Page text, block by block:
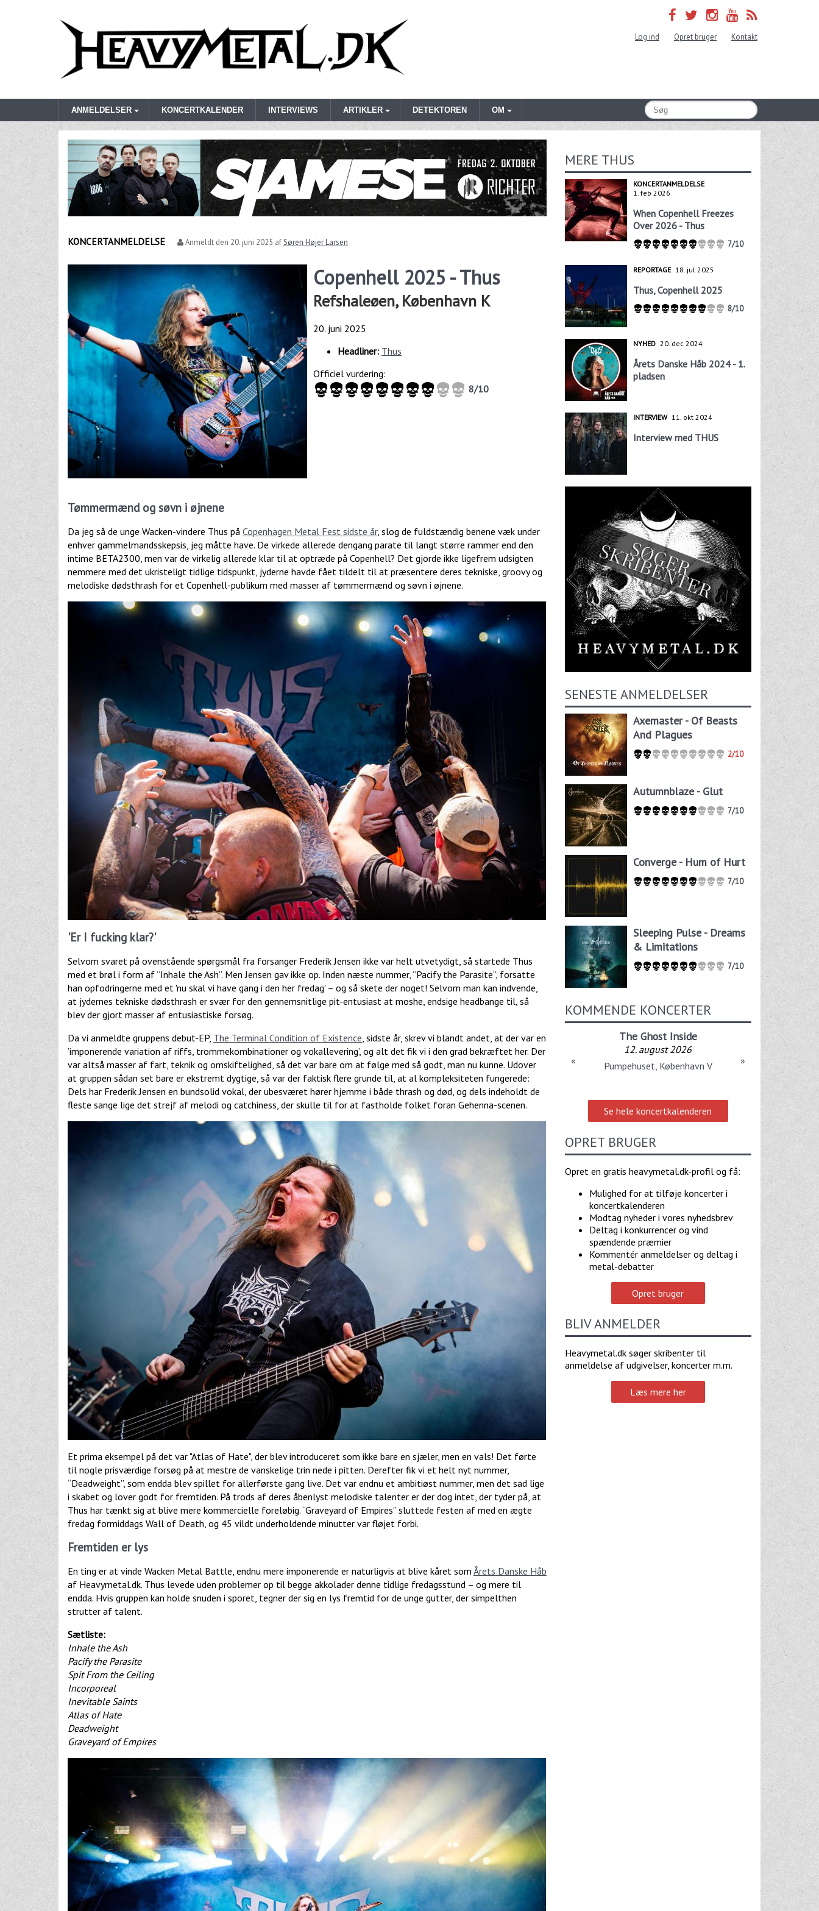
Log ind Opret bruger Kontakt
ANMELDELSER KONCERTKALENDER INTERVIEWS ARTIKLER DETEKTOREN OM
KONCERTANMELDELSE Anmeldt den 20. juni 2025 afSøren Højer Larsen
Copenhell 2025 - Thus
Refshaleøen, København K
20. juni 2025
Headliner: Thus
Officiel vurdering:
8/10
Tømmermænd og søvn i øjnene
Da jeg så de unge Wacken-vindere Thus på Copenhagen Metal Fest sidste år, slog de fuldstændig benene væk under
enhver gammelmandsskepsis, jeg måtte have. De virkede allerede dengang parate til langt større rammer end den
intime BETA2300, men var de virkelig allerede klar til at optræde på Copenhell? Det gjorde ikke ligefrem udsigten
nemmere med det ukristeligt tidlige tidspunkt, jyderne havde fået tildelt til at præsentere deres tekniske, groovy og
melodiske dødsthrash for et Copenhell-publikum med masser af tømmermænd og søvn i øjnene.
'Er I fucking klar?'
Selvom svaret på ovenstående spørgsmål fra forsanger Frederik Jensen ikke var helt utvetydigt, så startede Thus
med et brøl i form af “Inhale the Ash”. Men Jensen gav ikke op. Inden næste nummer, “Pacify the Parasite”, forsatte
han opfodringerne med et 'nu skal vi have gang i den her fredag' – og så skete der noget! Selvom man kan indvende,
at jydernes tekniske dødsthrash er svær for den gennemsnitlige pit-entusiast at moshe, endsige headbange til, så
blev der gjort masser af entusiastiske forsøg.
Da vi anmeldte gruppens debut-EP, The Terminal Condition of Existence , sidste år, skrev vi blandt andet, at der var en
’imponerende variation af riffs, trommekombinationer og vokallevering’, og alt det fik vi i den grad bekræftet her. Der
var altså masser af fart, teknik og omskiftelighed, så det var bare om at følge med så godt, man nu kunne. Udover
at gruppen sådan set bare er ekstremt dygtige, så var der faktisk flere grunde til, at al kompleksiteten fungerede:
Dels har Frederik Jensen en bundsolid vokal, der ubesværet hører hjemme i både thrash og død, og dels indeholdt de
fleste sange lige det strejf af melodi og catchiness, der skulle til for at fastholde folket foran Gehenna-scenen.
Et prima eksempel på det var "Atlas of Hate", der blev introduceret som ikke bare en sjæler, men en vals! Det førte
til nogle prisværdige forsøg på at mestre de vanskelige trin nede i pitten. Derefter fik vi et helt nyt nummer,
“Deadweight”, som endda blev spillet for allerførste gang live. Det var endnu et ambitiøst nummer, men det sad lige
i skabet og lover godt for fremtiden. På trods af deres åbenlyst melodiske talenter er der dog intet, der tyder på, at
Thus har tænkt sig at blive mere kommercielle foreløbig. “Graveyard of Empires” sluttede festen af med en ægte
fredag formiddags Wall of Death, og 45 vildt underholdende minutter var fløjet forbi.
Fremtiden er lys
En ting er at vinde Wacken Metal Battle, endnu mere imponerende er naturligvis at blive kåret som Årets Danske Håb
af Heavymetal.dk. Thus levede uden problemer op til begge akkolader denne tidlige fredagsstund – og mere til
endda. Hvis gruppen kan holde snuden i sporet, tegner der sig en lys fremtid for de unge gutter, der simpelthen
strutter af talent.
Sætliste:
Inhale the Ash
Pacify the Parasite
Spit From the Ceiling
Incorporeal
Inevitable Saints
Atlas of Hate
Deadweight
Graveyard of Empires
MERE THUS
KONCERTANMELDELSE
1. feb 2026
When Copenhell Freezes
Over 2026 - Thus
7/10
REPORTAGE 18. jul 2025
Thus, Copenhell 2025
8/10
NYHED 20. dec 2024
Årets Danske Håb 2024 - 1.
pladsen
INTERVIEW 11. okt 2024
Interview med THUS
SENESTE ANMELDELSER
Axemaster - Of Beasts
And Plagues
2/10
Autumnblaze - Glut
7/10
Converge - Hum of Hurt
7/10
Sleeping Pulse - Dreams
& Limitations
7/10
KOMMENDE KONCERTER
The Ghost Inside
12. august 2026
Pumpehuset, København V
« »
Se hele koncertkalenderen
OPRET BRUGER
Opret en gratis heavymetal.dk-profil og få:
Mulighed for at tilføje koncerter i
koncertkalenderen
Modtag nyheder i vores nyhedsbrev
Deltag i konkurrencer og vind
spændende præmier
Kommentér anmeldelser og deltag i
metal-debatter
Opret bruger
BLIV ANMELDER
Heavymetal.dk søger skribenter til
anmeldelse af udgivelser, koncerter m.m.
Læs mere her